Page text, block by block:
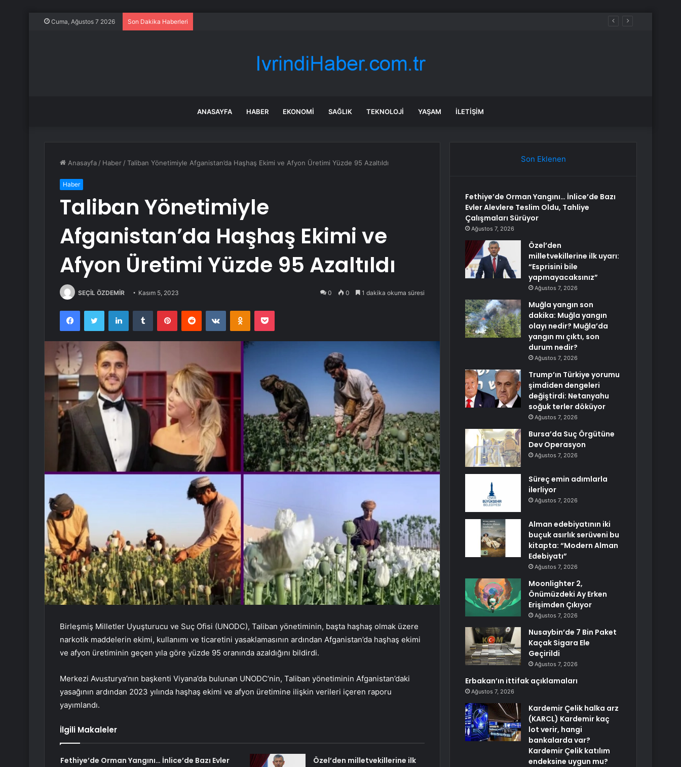
Cuma, Ağustos 7 2026 Son Dakika Haberleri
ANASAYFA HABER EKONOMI SAĞLIK TEKNOLOJI YAŞAM İLETIŞIM
Anasayfa / Haber /Taliban Yönetimiyle Afganistan’da Haşhaş Ekimi ve Afyon Üretimi Yüzde 95 Azaltıldı
Haber
Taliban Yönetimiyle
Afganistan’da Haşhaş Ekimi ve
Afyon Üretimi Yüzde 95 Azaltıldı
SEÇİL ÖZDEMİR Kasım 5, 2023 0 0 1 dakika okuma süresi
FacebookTwitter LinkedInTumblr PinterestReddit VKontakteOdnoklassniki
Pocket
Birleşmiş Milletler Uyuşturucu ve Suç Ofisi (UNODC), Taliban yönetiminin, başta haşhaş olmak üzere
narkotik maddelerin ekimi, kullanımı ve ticaretini yasaklamasının ardından Afganistan’da haşhaş ekimi
ve afyon üretiminin geçen yıla göre yüzde 95 oranında azaldığını bildirdi.
Merkezi Avusturya’nın başkenti Viyana’da bulunan UNODC’nin, Taliban yönetiminin Afganistan’daki
yasağının ardından 2023 yılında haşhaş ekimi ve afyon üretimine ilişkin verileri içeren raporu
yayımlandı.
İlgili Makaleler
Fethiye’de Orman Yangını… İnlice’de Bazı Evler
Özel’den milletvekillerine ilk
Son Eklenen
Fethiye’de Orman Yangını… İnlice’de Bazı
Evler Alevlere Teslim Oldu, Tahliye
Çalışmaları Sürüyor
Ağustos 7, 2026
Özel’den
milletvekillerine ilk uyarı:
“Esprisini bile
yapmayacaksınız”
Ağustos 7, 2026
Muğla yangın son
dakika: Muğla yangın
olayı nedir? Muğla’da
yangın mı çıktı, son
durum nedir?
Ağustos 7, 2026
Trump’ın Türkiye yorumu
şimdiden dengeleri
değiştirdi: Netanyahu
soğuk terler döküyor
Ağustos 7, 2026
Bursa’da Suç Örgütüne
Dev Operasyon
Ağustos 7, 2026
Süreç emin adımlarla
ilerliyor
Ağustos 7, 2026
Alman edebiyatının iki
buçuk asırlık serüveni bu
kitapta: “Modern Alman
Edebiyatı”
Ağustos 7, 2026
Moonlighter 2,
Önümüzdeki Ay Erken
Erişimden Çıkıyor
Ağustos 7, 2026
Nusaybin’de 7 Bin Paket
Kaçak Sigara Ele
Geçirildi
Ağustos 7, 2026
Erbakan’ın ittifak açıklamaları
Ağustos 7, 2026
Kardemir Çelik halka arz
(KARCL) Kardemir kaç
lot verir, hangi
bankalarda var?
Kardemir Çelik katılım
endeksine uygun mu?